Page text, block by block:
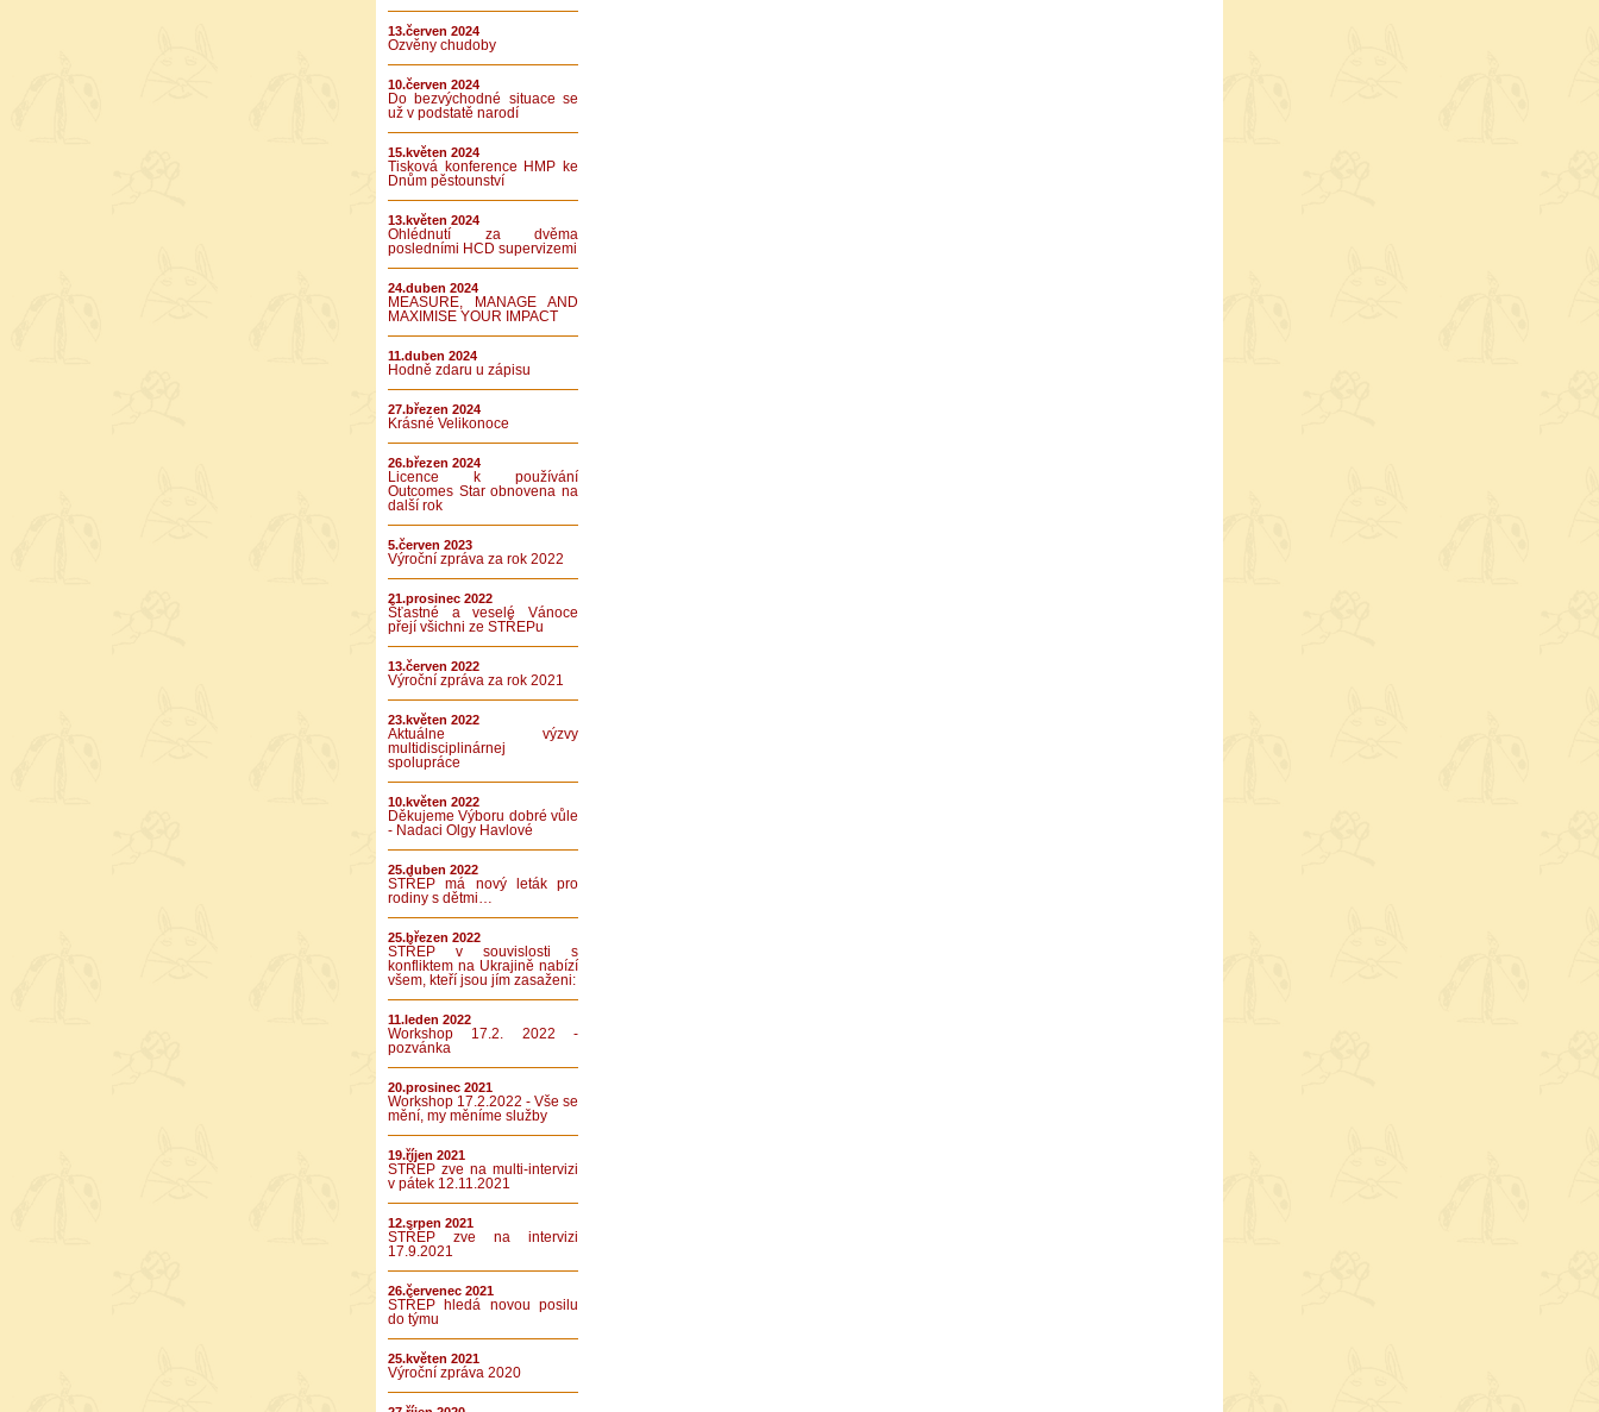
13.červen 2024
Ozvěny chudoby
10.červen 2024
Do bezvýchodné situace se
už v podstatě narodí
15.květen 2024
Tisková konference HMP ke
Dnům pěstounství
13.květen 2024
Ohlédnutí za dvěma
posledními HCD supervizemi
24.duben 2024
MEASURE, MANAGE AND
MAXIMISE YOUR IMPACT
11.duben 2024
Hodně zdaru u zápisu
27.březen 2024
Krásné Velikonoce
26.březen 2024
Licence k používání
Outcomes Star obnovena na
další rok
5.červen 2023
Výroční zpráva za rok 2022
21.prosinec 2022
Šťastné a veselé Vánoce
přejí všichni ze STŘEPu
13.červen 2022
Výroční zpráva za rok 2021
23.květen 2022
Aktuálne výzvy
multidisciplinárnej
spolupráce
10.květen 2022
Děkujeme Výboru dobré vůle
- Nadaci Olgy Havlové
25.duben 2022
STŘEP má nový leták pro
rodiny s dětmi…
25.březen 2022
STŘEP v souvislosti s
konfliktem na Ukrajině nabízí
všem, kteří jsou jím zasaženi:
11.leden 2022
Workshop 17.2. 2022 -
pozvánka
20.prosinec 2021
Workshop 17.2.2022 - Vše se
mění, my měníme služby
19.říjen 2021
STŘEP zve na multi-intervizi
v pátek 12.11.2021
12.srpen 2021
STŘEP zve na intervizi
17.9.2021
26.červenec 2021
STŘEP hledá novou posilu
do týmu
25.květen 2021
Výroční zpráva 2020